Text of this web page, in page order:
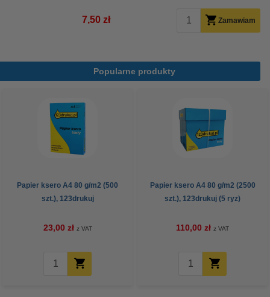
7,50 zł Zamawiam
Popularne produkty
Papier ksero A4 80 g/m2 (500
szt.), 123drukuj
23,00 zł z VAT
Papier ksero A4 80 g/m2 (2500
szt.), 123drukuj (5 ryz)
110,00 zł z VAT